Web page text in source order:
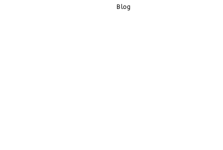
Blog